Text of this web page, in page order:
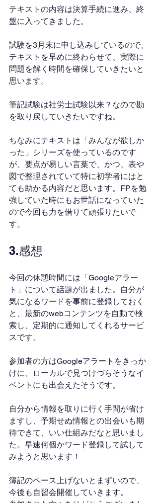
テキストの内容は決算手続に進み、終
盤に入ってきました。
試験を3月末に申し込みしているので、
テキストを早めに終わらせて、実際に
問題を解く時間を確保していきたいと
思います。
筆記試験は社労士試験以来？なので勘
を取り戻していきたいですね。
ちなみにテキストは「みんなが欲しか
った」シリーズを使っているのです
が、要点が易しい言葉で、かつ、表や
図で整理されていて特に初学者にはと
ても助かる内容だと思います。FPを勉
強していた時にもお世話になっていた
ので今回も力を借りて頑張りたいで
す。
3.感想
今回の休憩時間には「Googleアラー
ト」について話題が出ました。自分が
気になるワードを事前に登録しておく
と、最新のwebコンテンツを自動で検
索し、定期的に通知してくれるサービ
スです。
参加者の方はGoogleアラートをきっか
けに、ローカルで見つけづらそうなイ
ベントにも出会えたそうです。
自分から情報を取りに行く手間が省け
ますし、予期せぬ情報との出会いも期
待できて、いい仕組みだなと思いまし
た。早速何個かワード登録して試して
みようと思います！
簿記のペース上げないとまずいので、
今後も自習会開催していきます。